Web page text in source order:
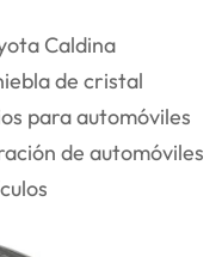
Caldina
de cristal
para automóviles
de automóviles